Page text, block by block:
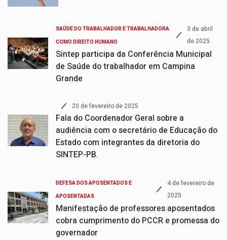
SAÚDE DO TRABALHADOR E TRABALHADORA
COMO DIREITO HUMANO
3 de abril
de 2025
Sintep participa da Conferência Municipal
de Saúde do trabalhador em Campina
Grande
20 de fevereiro de 2025
Fala do Coordenador Geral sobre a
audiência com o secretário de Educação do
Estado com integrantes da diretoria do
SINTEP-PB.
DEFESA DOS APOSENTADOS E
APOSENTADAS
4 de fevereiro de
2025
Manifestação de professores aposentados
cobra cumprimento do PCCR e promessa do
governador